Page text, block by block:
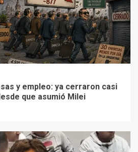
y empleo: ya cerraron casi
que asumió Milei